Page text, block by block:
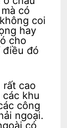
có
coi
hay
cho
điều đó
rất cao
khu
công
ngoại.
có